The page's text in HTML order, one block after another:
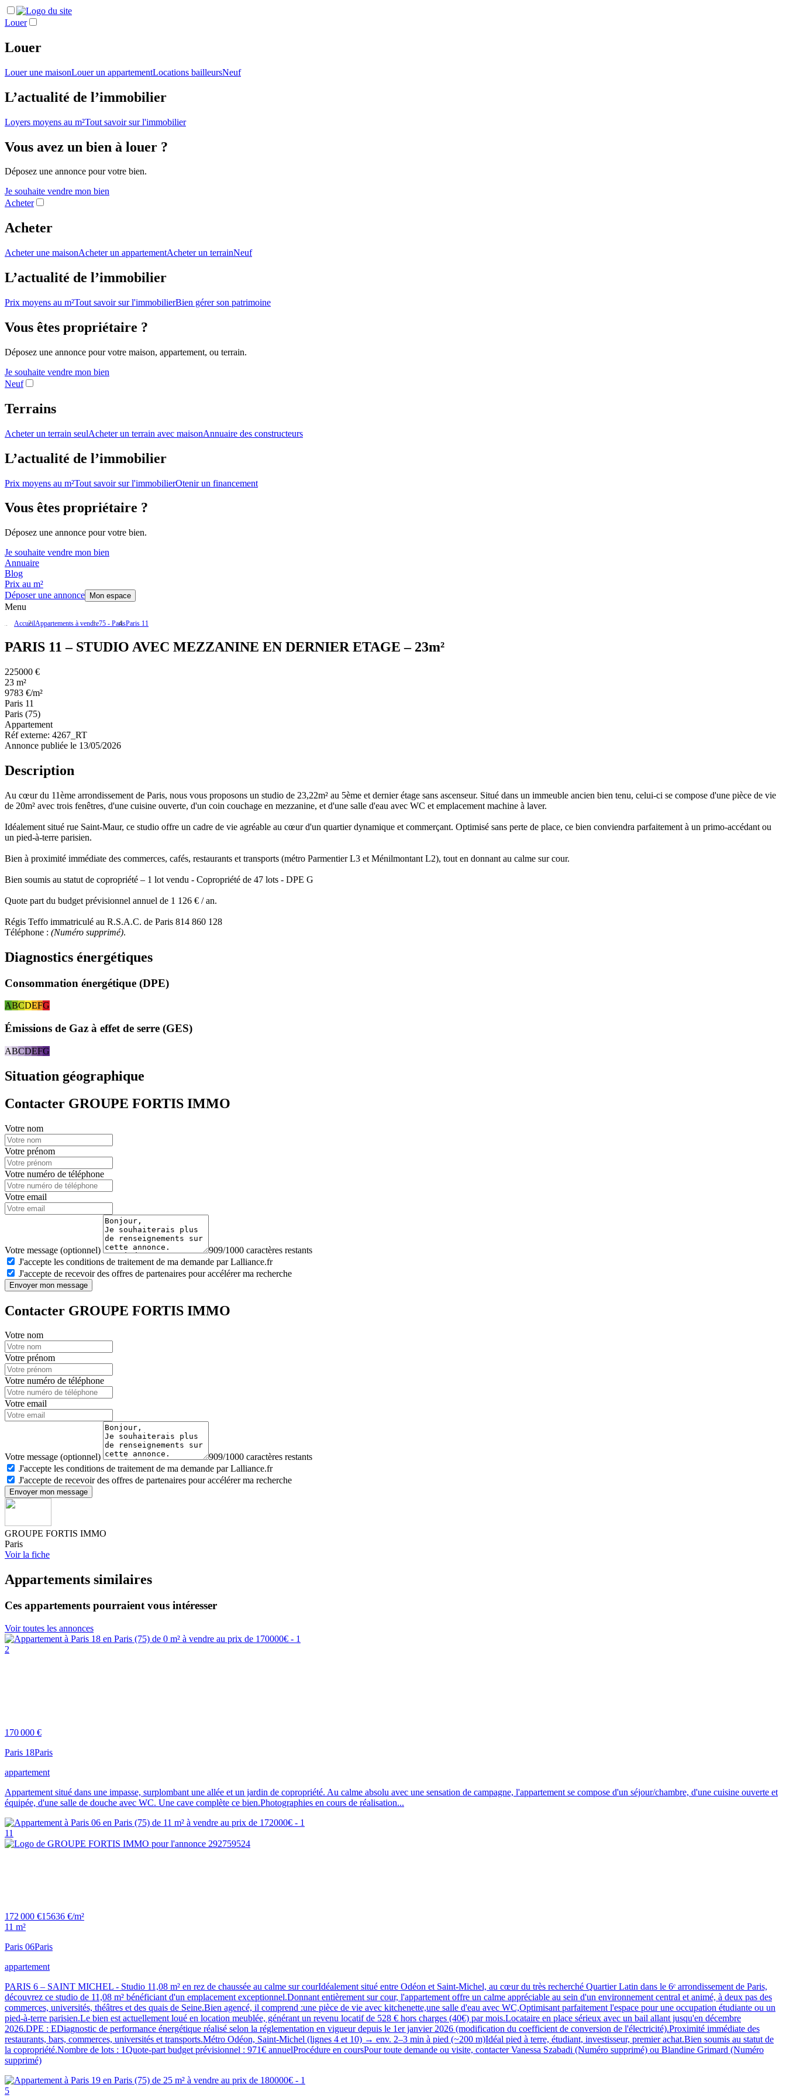
Louer
Louer
Louer une maisonLouer un appartementLocations bailleursNeuf
L’actualité de l’immobilier
Loyers moyens au m²Tout savoir sur l'immobilier
Vous avez un bien à louer ?
Déposez une annonce pour votre bien.
Je souhaite vendre mon bien
Acheter
Acheter
Acheter une maisonAcheter un appartementAcheter un terrainNeuf
L’actualité de l’immobilier
Prix moyens au m²Tout savoir sur l'immobilierBien gérer son patrimoine
Vous êtes propriétaire ?
Déposez une annonce pour votre maison, appartement, ou terrain.
Je souhaite vendre mon bien
Neuf
Terrains
Acheter un terrain seulAcheter un terrain avec maisonAnnuaire des constructeurs
L’actualité de l’immobilier
Prix moyens au m²Tout savoir sur l'immobilierOtenir un financement
Vous êtes propriétaire ?
Déposez une annonce pour votre bien.
Je souhaite vendre mon bien
Annuaire
Blog
Prix au m²
Déposer une annonce
Mon espace
Menu
AccueilAppartements à vendre75 - ParisParis 11
PARIS 11 – STUDIO AVEC MEZZANINE EN DERNIER ETAGE – 23m²
225000 €
23 m²
9783 €/m²
Paris 11
Paris (75)
Appartement
Réf externe: 4267_RT
Annonce publiée le 13/05/2026
Description
Au cœur du 11ème arrondissement de Paris, nous vous proposons un studio de 23,22m² au 5ème et dernier étage sans ascenseur. Situé dans un immeuble ancien bien tenu, celui-ci se compose d'une pièce de vie
de 20m² avec trois fenêtres, d'une cuisine ouverte, d'un coin couchage en mezzanine, et d'une salle d'eau avec WC et emplacement machine à laver.
Idéalement situé rue Saint-Maur, ce studio offre un cadre de vie agréable au cœur d'un quartier dynamique et commerçant. Optimisé sans perte de place, ce bien conviendra parfaitement à un primo-accédant ou
un pied-à-terre parisien.
Bien à proximité immédiate des commerces, cafés, restaurants et transports (métro Parmentier L3 et Ménilmontant L2), tout en donnant au calme sur cour.
Bien soumis au statut de copropriété – 1 lot vendu - Copropriété de 47 lots - DPE G
Quote part du budget prévisionnel annuel de 1 126 € / an.
Régis Teffo immatriculé au R.S.A.C. de Paris 814 860 128
Téléphone : (Numéro supprimé).
Diagnostics énergétiques
Consommation énergétique (DPE)
ABCDEFG
Émissions de Gaz à effet de serre (GES)
ABCDEFG
Situation géographique
Contacter GROUPE FORTIS IMMO
Votre nom
Votre prénom
Votre numéro de téléphone
Votre email
Votre message (optionnel)
909/1000 caractères restants
J'accepte les conditions de traitement de ma demande par Lalliance.fr
J'accepte de recevoir des offres de partenaires pour accélérer ma recherche
Envoyer mon message
Contacter GROUPE FORTIS IMMO
Votre nom
Votre prénom
Votre numéro de téléphone
Votre email
Votre message (optionnel)
909/1000 caractères restants
J'accepte les conditions de traitement de ma demande par Lalliance.fr
J'accepte de recevoir des offres de partenaires pour accélérer ma recherche
Envoyer mon message
GROUPE FORTIS IMMO
Paris
Voir la fiche
Appartements similaires
Ces appartements pourraient vous intéresser
Voir toutes les annonces
2
170 000 €
Paris 18Paris
appartement
Appartement situé dans une impasse, surplombant une allée et un jardin de copropriété. Au calme absolu avec une sensation de campagne, l'appartement se compose d'un séjour/chambre, d'une cuisine ouverte et
équipée, d'une salle de douche avec WC. Une cave complète ce bien.Photographies en cours de réalisation...
11
172 000 €15636 €/m²
11 m²
Paris 06Paris
appartement
PARIS 6 – SAINT MICHEL - Studio 11,08 m² en rez de chaussée au calme sur courIdéalement situé entre Odéon et Saint-Michel, au cœur du très recherché Quartier Latin dans le 6ᵉ arrondissement de Paris,
découvrez ce studio de 11,08 m² bénéficiant d'un emplacement exceptionnel.Donnant entièrement sur cour, l'appartement offre un calme appréciable au sein d'un environnement central et animé, à deux pas des
commerces, universités, théâtres et des quais de Seine.Bien agencé, il comprend :une pièce de vie avec kitchenette,une salle d'eau avec WC,Optimisant parfaitement l'espace pour une occupation étudiante ou un
pied-à-terre parisien.Le bien est actuellement loué en location meublée, générant un revenu locatif de 528 € hors charges (40€) par mois.Locataire en place sérieux avec un bail allant jusqu'en décembre
2026.DPE : EDiagnostic de performance énergétique réalisé selon la réglementation en vigueur depuis le 1er janvier 2026 (modification du coefficient de conversion de l'électricité).Proximité immédiate des
restaurants, bars, commerces, universités et transports.Métro Odéon, Saint-Michel (lignes 4 et 10) → env. 2–3 min à pied (~200 m)Idéal pied à terre, étudiant, investisseur, premier achat.Bien soumis au statut de
la copropriété.Nombre de lots : 1Quote-part budget prévisionnel : 971€ annuelProcédure en coursPour toute demande ou visite, contacter Vanessa Szabadi (Numéro supprimé) ou Blandine Grimard (Numéro
supprimé)
5